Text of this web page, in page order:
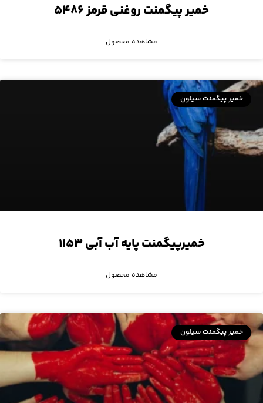
خمیر پیگمنت روغنی قرمز ۵۴۸۶
مشاهده محصول
خمیر پیگمنت سیلون
خمیرپیگمنت پایه آب آبی ۱۱۵۳
مشاهده محصول
خمیر پیگمنت سیلون